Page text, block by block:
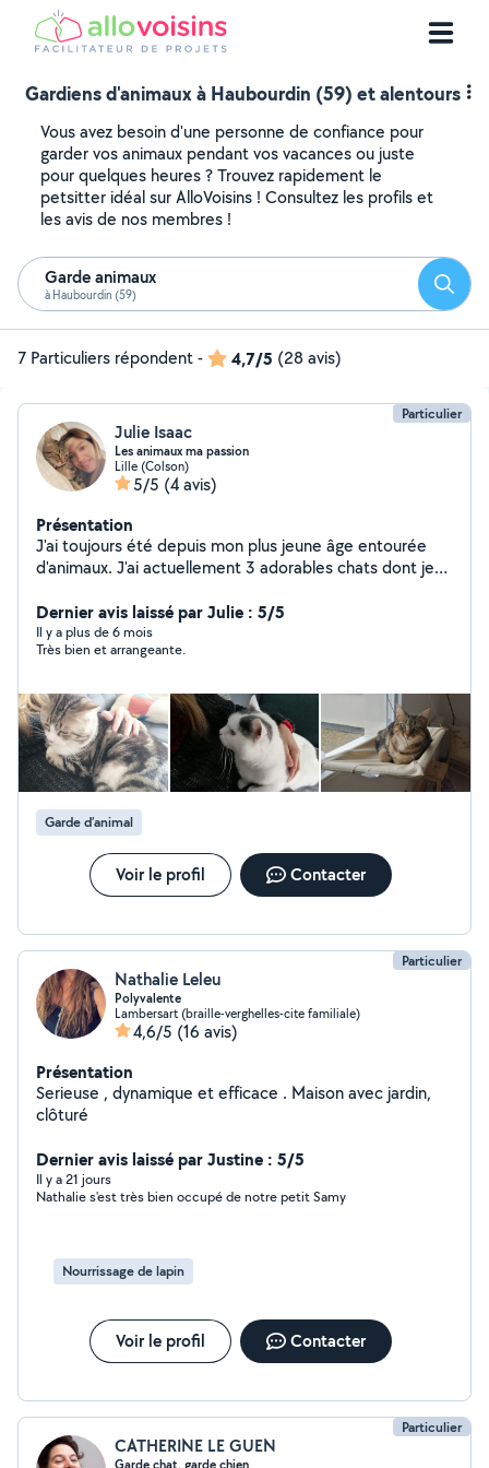
Gardiens d'animaux à Haubourdin (59) et alentours
Vous avez besoin d'une personne de confiance pour
garder vos animaux pendant vos vacances ou juste
pour quelques heures ? Trouvez rapidement le
petsitter idéal sur AlloVoisins ! Consultez les profils et
les avis de nos membres !
Garde animaux
à Haubourdin (59)
7 Particuliers répondent- 4,7/5 (28 avis)
Particulier
Julie Isaac
Les animaux ma passion
Lille (Colson)
5/5 (4 avis)
Présentation
J'ai toujours été depuis mon plus jeune âge entourée
d'animaux. J'ai actuellement 3 adorables chats dont je
saurais câliner et prendre soin de vos animaux, leur
donner tous les soins et l'attention qu'ils méritent
Dernier avis laissé par Julie : 5/5
Il y a plus de 6 mois
Très bien et arrangeante.
Garde d’animal
Voir le profil Contacter
Particulier
Nathalie Leleu
Polyvalente
Lambersart (braille-verghelles-cite familiale)
4,6/5 (16 avis)
Présentation
Serieuse , dynamique et efficace . Maison avec jardin,
clôturé
Dernier avis laissé par Justine : 5/5
Il y a 21 jours
Nathalie s'est très bien occupé de notre petit Samy
Nourrissage de lapin
Voir le profil Contacter
Particulier
CATHERINE LE GUEN